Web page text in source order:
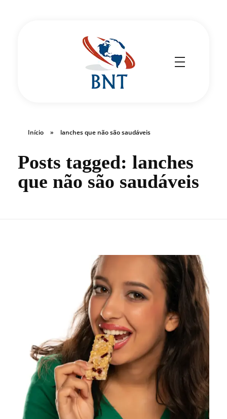
Início » lanches que não são saudáveis
Posts tagged: lanches
que não são saudáveis